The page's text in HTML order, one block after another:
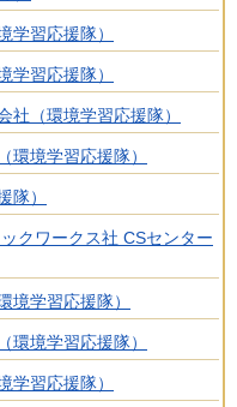
学習応援隊）
学習応援隊）
社（環境学習応援隊）
環境学習応援隊）
隊）
クワークス社 CSセンター
境学習応援隊）
環境学習応援隊）
学習応援隊）